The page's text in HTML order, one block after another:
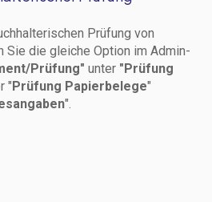
Prüfung von
Sie die gleiche Option im Admin-
Prüfung" unter "Prüfung
"Prüfung Papierbelege"
".